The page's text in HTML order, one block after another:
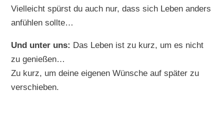
Vielleicht spürst du auch nur, dass sich Leben anders
anfühlen sollte…
Und unter uns: Das Leben ist zu kurz, um es nicht
zu genießen…
Zu kurz, um deine eigenen Wünsche auf später zu
verschieben.